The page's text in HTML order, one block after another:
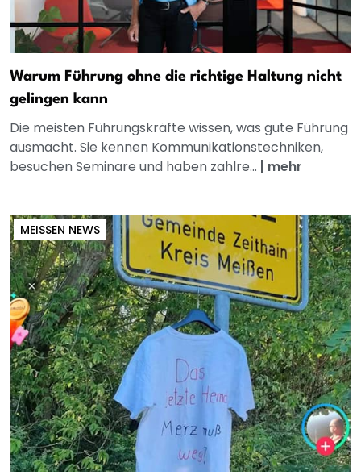
Warum Führung ohne die richtige Haltung nicht
gelingen kann
Die meisten Führungskräfte wissen, was gute Führung
ausmacht. Sie kennen Kommunikationstechniken,
besuchen Seminare und haben zahlre... | mehr
MEISSEN NEWS